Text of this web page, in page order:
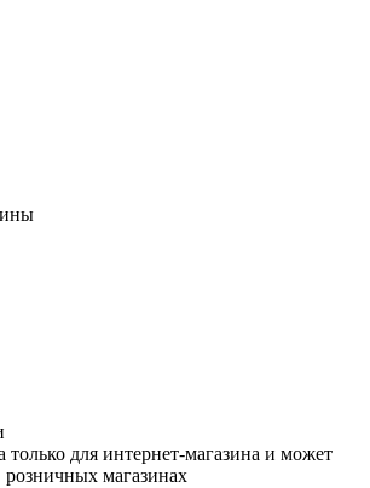
только для интернет-магазина и может
розничных магазинах